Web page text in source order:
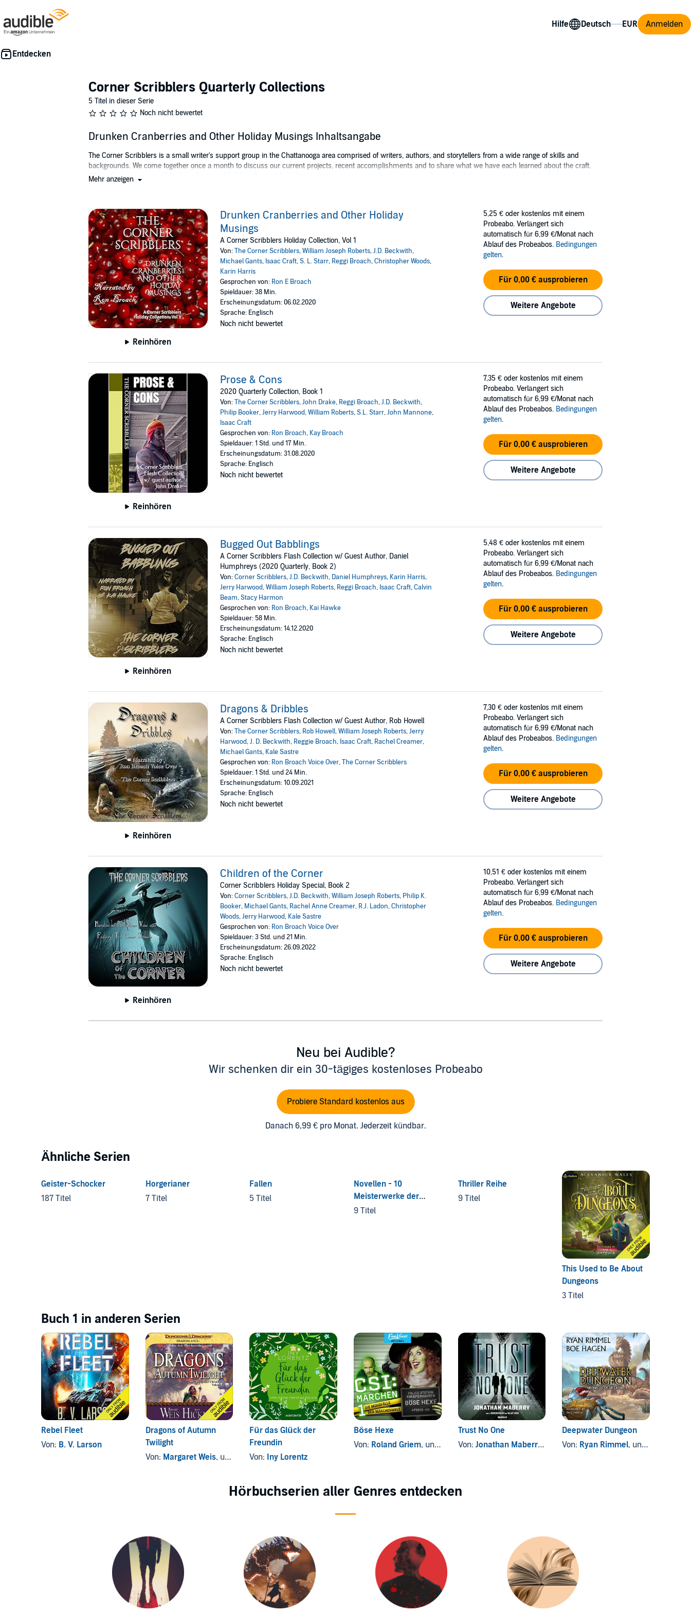
Hilfe Anmelden
Corner Scribblers Quarterly Collections
5 Titel in dieser Serie
Noch nicht bewertet
Drunken Cranberries and Other Holiday Musings Inhaltsangabe
The Corner Scribblers is a small writer's support group in the Chattanooga area comprised of writers, authors, and storytellers from a wide range of skills and
backgrounds. We come together once a month to discuss our current projects, recent accomplishments and to share what we have each learned about the craft.
Within this cover, you will find a collection of holiday-themed flash fiction stories and poetry, displaying a small sample of those combined skills. Includes works by:
©2019 Three Ravens Publishing (P)2020 Three Ravens Publishing
Mehr anzeigen
Reinhören
Drunken Cranberries and Other Holiday
Musings
A Corner Scribblers Holiday Collection, Vol 1
Von:The Corner Scribblers,William Joseph Roberts,J.D. Beckwith,
Michael Gants, Isaac Craft,S. L. Starr, Reggi Broach,Christopher Woods,
Karin Harris
Gesprochen von: Ron E Broach
Spieldauer: 38 Min.
Erscheinungsdatum: 06.02.2020
Sprache: Englisch
Noch nicht bewertet
5,25 € oder kostenlos mit einem
Probeabo. Verlängert sich
automatisch für 6,99 €/Monat nach
Ablauf des Probeabos. Bedingungen
gelten.
Für 0,00 € ausprobieren
Weitere Angebote
Reinhören
Prose & Cons
2020 Quarterly Collection, Book 1
Von:The Corner Scribblers,John Drake, Reggi Broach,J.D. Beckwith,
Philip Booker,Jerry Harwood,William Roberts,S.L. Starr,John Mannone,
Isaac Craft
Gesprochen von: Ron Broach, Kay Broach
Spieldauer: 1 Std. und 17 Min.
Erscheinungsdatum: 31.08.2020
Sprache: Englisch
Noch nicht bewertet
7,35 € oder kostenlos mit einem
Probeabo. Verlängert sich
automatisch für 6,99 €/Monat nach
Ablauf des Probeabos. Bedingungen
gelten.
Für 0,00 € ausprobieren
Weitere Angebote
Reinhören
Bugged Out Babblings
A Corner Scribblers Flash Collection w/ Guest Author, Daniel
Humphreys (2020 Quarterly, Book 2)
Von:Corner Scribblers,J.D. Beckwith, Daniel Humphreys, Karin Harris,
Jerry Harwood,William Joseph Roberts, Reggi Broach, Isaac Craft,Calvin
Beam,Stacy Harmon
Gesprochen von: Ron Broach, Kai Hawke
Spieldauer: 58 Min.
Erscheinungsdatum: 14.12.2020
Sprache: Englisch
Noch nicht bewertet
5,48 € oder kostenlos mit einem
Probeabo. Verlängert sich
automatisch für 6,99 €/Monat nach
Ablauf des Probeabos. Bedingungen
gelten.
Für 0,00 € ausprobieren
Weitere Angebote
Reinhören
Dragons & Dribbles
A Corner Scribblers Flash Collection w/ Guest Author, Rob Howell
Von:The Corner Scribblers, Rob Howell,William Joseph Roberts,Jerry
Harwood,J. D. Beckwith, Reggie Broach, Isaac Craft, Rachel Creamer,
Michael Gants, Kale Sastre
Gesprochen von: Ron Broach Voice Over,The Corner Scribblers
Spieldauer: 1 Std. und 24 Min.
Erscheinungsdatum: 10.09.2021
Sprache: Englisch
Noch nicht bewertet
7,30 € oder kostenlos mit einem
Probeabo. Verlängert sich
automatisch für 6,99 €/Monat nach
Ablauf des Probeabos. Bedingungen
gelten.
Für 0,00 € ausprobieren
Weitere Angebote
Reinhören
Children of the Corner
Corner Scribblers Holiday Special, Book 2
Von:Corner Scribblers,J.D. Beckwith,William Joseph Roberts, Philip K.
Booker, Michael Gants, Rachel Anne Creamer, R.J. Ladon,Christopher
Woods,Jerry Harwood, Kale Sastre
Gesprochen von: Ron Broach Voice Over
Spieldauer: 3 Std. und 21 Min.
Erscheinungsdatum: 26.09.2022
Sprache: Englisch
Noch nicht bewertet
10,51 € oder kostenlos mit einem
Probeabo. Verlängert sich
automatisch für 6,99 €/Monat nach
Ablauf des Probeabos. Bedingungen
gelten.
Für 0,00 € ausprobieren
Weitere Angebote
Neu bei Audible?
Wir schenken dir ein 30-tägiges kostenloses Probeabo
Probiere Standard kostenlos aus
Danach 6,99 € pro Monat. Jederzeit kündbar.
Ähnliche Serien
Geister-Schocker
187 Titel
Horgerianer
7 Titel
Fallen
5 Titel
Novellen - 10
Meisterwerke der
Weltliteratur
9 Titel
Thriller Reihe
9 Titel
This Used to Be About
Dungeons
3 Titel
Buch 1 in anderen Serien
Rebel Fleet
Von: B. V. Larson
Dragons of Autumn
Twilight
Von: Margaret Weis, und andere
Für das Glück der
Freundin
Von: Iny Lorentz
Böse Hexe
Von: Roland Griem, und andere
Trust No One
Von: Jonathan Maberry - editor/author
Deepwater Dungeon
Von: Ryan Rimmel, und andere
Hörbuchserien aller Genres entdecken